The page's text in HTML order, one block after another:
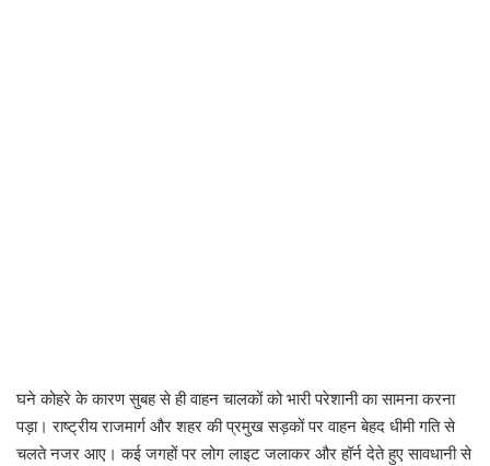
घने कोहरे के कारण सुबह से ही वाहन चालकों को भारी परेशानी का सामना करना
पड़ा। राष्ट्रीय राजमार्ग और शहर की प्रमुख सड़कों पर वाहन बेहद धीमी गति से
चलते नजर आए। कई जगहों पर लोग लाइट जलाकर और हॉर्न देते हुए सावधानी से